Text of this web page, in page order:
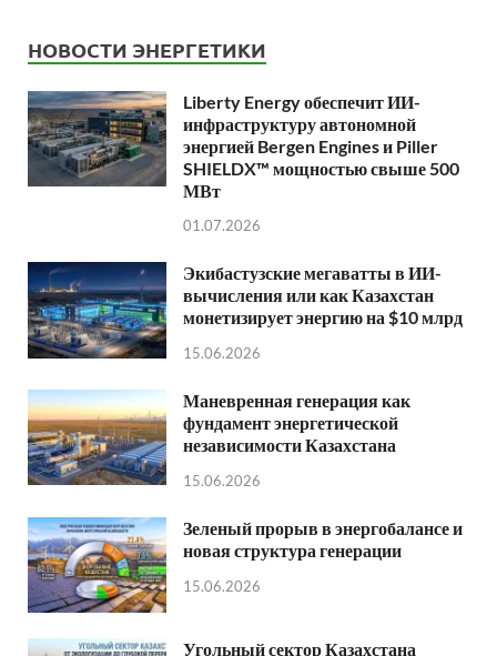
НОВОСТИ ЭНЕРГЕТИКИ
Liberty Energy обеспечит ИИ-
инфраструктуру автономной
энергией Bergen Engines и Piller
SHIELDX™ мощностью свыше 500
МВт
01.07.2026
Экибастузские мегаватты в ИИ-
вычисления или как Казахстан
монетизирует энергию на $10 млрд
15.06.2026
Маневренная генерация как
фундамент энергетической
независимости Казахстана
15.06.2026
Зеленый прорыв в энергобалансе и
новая структура генерации
15.06.2026
Угольный сектор Казахстана